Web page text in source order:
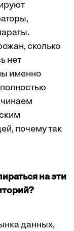
сколько
нет
именно
почему так
на эти
данных,